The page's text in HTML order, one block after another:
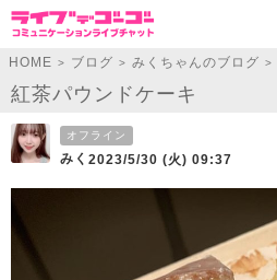
HOME > ブログ > みくちゃんのブログ >
紅茶パウンドケーキ
オフライン
みく 2023/5/30 (火) 09:37